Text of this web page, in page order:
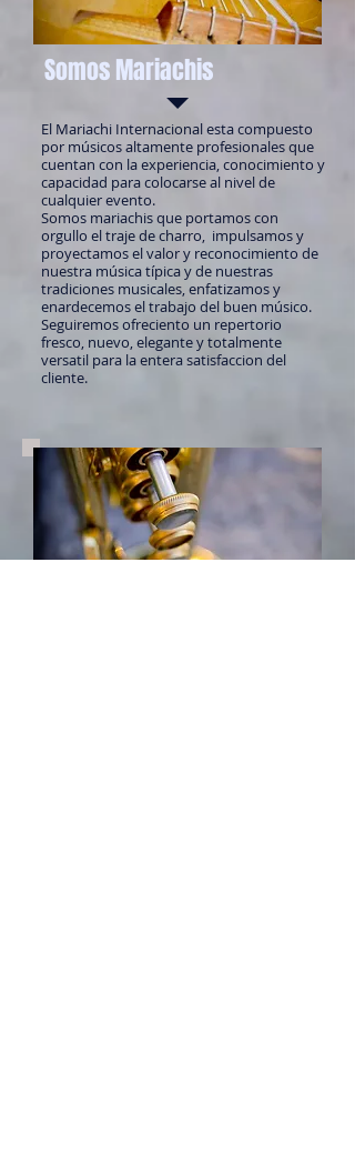
Somos Mariachis
El Mariachi Internacional esta compuesto
por músicos altamente profesionales que
cuentan con la experiencia, conocimiento y
capacidad para colocarse al nivel de
cualquier evento.
Somos mariachis que portamos con
orgullo el traje de charro, impulsamos y
proyectamos el valor y reconocimiento de
nuestra música típica y de nuestras
tradiciones musicales, enfatizamos y
enardecemos el trabajo del buen músico.
Seguiremos ofreciento un repertorio
fresco, nuevo, elegante y totalmente
versatil para la entera satisfaccion del
cliente.